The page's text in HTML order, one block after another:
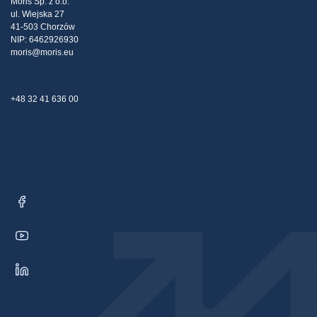
ul. Wiejska 27
41-503 Chorzów
NIP: 6462926930
moris@moris.eu
+48 32 41 636 00